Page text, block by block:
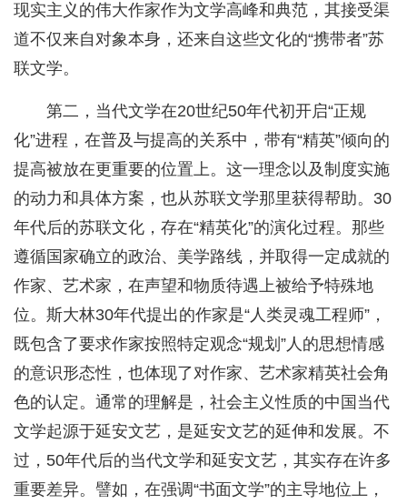
现实主义的伟大作家作为文学高峰和典范，其接受渠
道不仅来自对象本身，还来自这些文化的“携带者”苏
联文学。
第二，当代文学在20世纪50年代初开启“正规
化”进程，在普及与提高的关系中，带有“精英”倾向的
提高被放在更重要的位置上。这一理念以及制度实施
的动力和具体方案，也从苏联文学那里获得帮助。30
年代后的苏联文化，存在“精英化”的演化过程。那些
遵循国家确立的政治、美学路线，并取得一定成就的
作家、艺术家，在声望和物质待遇上被给予特殊地
位。斯大林30年代提出的作家是“人类灵魂工程师”，
既包含了要求作家按照特定观念“规划”人的思想情感
的意识形态性，也体现了对作家、艺术家精英社会角
色的认定。通常的理解是，社会主义性质的中国当代
文学起源于延安文艺，是延安文艺的延伸和发展。不
过，50年代后的当代文学和延安文艺，其实存在许多
重要差异。譬如，在强调“书面文学”的主导地位上，